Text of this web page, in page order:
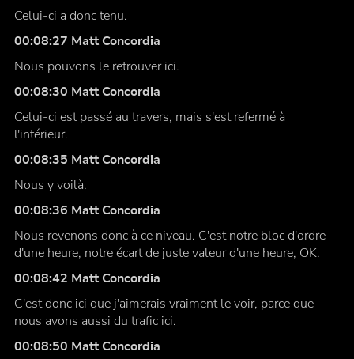
Celui-ci a donc tenu.
00:08:27 Matt Concordia
Nous pouvons le retrouver ici.
00:08:30 Matt Concordia
Celui-ci est passé au travers, mais s'est refermé à
l'intérieur.
00:08:35 Matt Concordia
Nous y voilà.
00:08:36 Matt Concordia
Nous revenons donc à ce niveau. C'est notre bloc d'ordre
d'une heure, notre écart de juste valeur d'une heure, OK.
00:08:42 Matt Concordia
C'est donc ici que j'aimerais vraiment le voir, parce que
nous avons aussi du trafic ici.
00:08:50 Matt Concordia